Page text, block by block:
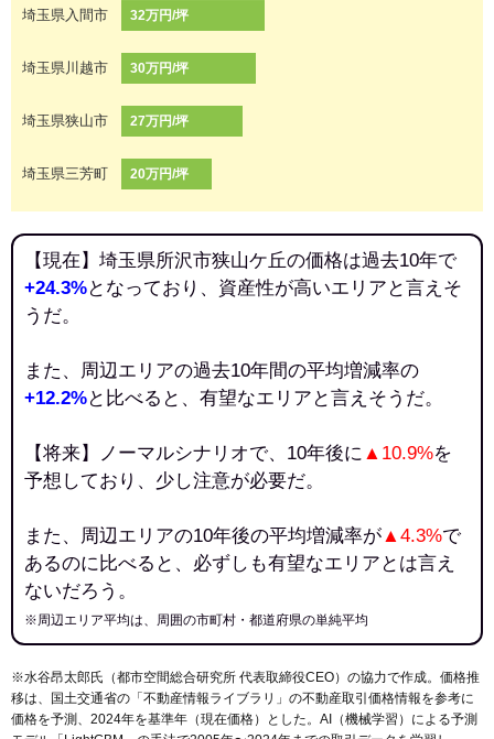
埼玉県入間市 32万円/坪
埼玉県川越市 30万円/坪
埼玉県狭山市 27万円/坪
埼玉県三芳町 20万円/坪
【現在】埼玉県所沢市狭山ケ丘の価格は過去10年で
+24.3%となっており、資産性が高いエリアと言えそ
うだ。
また、周辺エリアの過去10年間の平均増減率の
+12.2%と比べると、有望なエリアと言えそうだ。
【将来】ノーマルシナリオで、10年後に ▲10.9%を
予想しており、少し注意が必要だ。
また、周辺エリアの10年後の平均増減率が▲4.3%で
あるのに比べると、必ずしも有望なエリアとは言え
ないだろう。
※周辺エリア平均は、周囲の市町村・都道府県の単純平均
※水谷昂太郎氏（都市空間総合研究所 代表取締役CEO）の協力で作成。価格推
移は、国土交通省の「 不動産情報ライブラリ 」の不動産取引価格情報を参考に
価格を予測、2024年を基準年（現在価格）とした。AI（機械学習）による予測